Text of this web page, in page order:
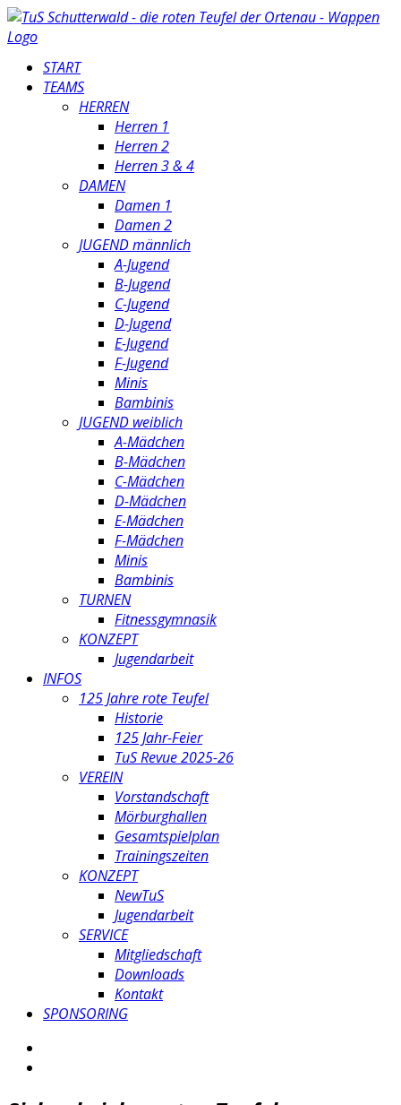
START
TEAMS
HERREN
Herren 1
Herren 2
Herren 3 & 4
DAMEN
Damen 1
Damen 2
JUGEND männlich
A-Jugend
B-Jugend
C-Jugend
D-Jugend
E-Jugend
F-Jugend
Minis
Bambinis
JUGEND weiblich
A-Mädchen
B-Mädchen
C-Mädchen
D-Mädchen
E-Mädchen
F-Mädchen
Minis
Bambinis
TURNEN
Fitnessgymnasik
KONZEPT
Jugendarbeit
INFOS
125 Jahre rote Teufel
Historie
125 Jahr-Feier
TuS Revue 2025-26
VEREIN
Vorstandschaft
Mörburghallen
Gesamtspielplan
Trainingszeiten
KONZEPT
NewTuS
Jugendarbeit
SERVICE
Mitgliedschaft
Downloads
Kontakt
SPONSORING